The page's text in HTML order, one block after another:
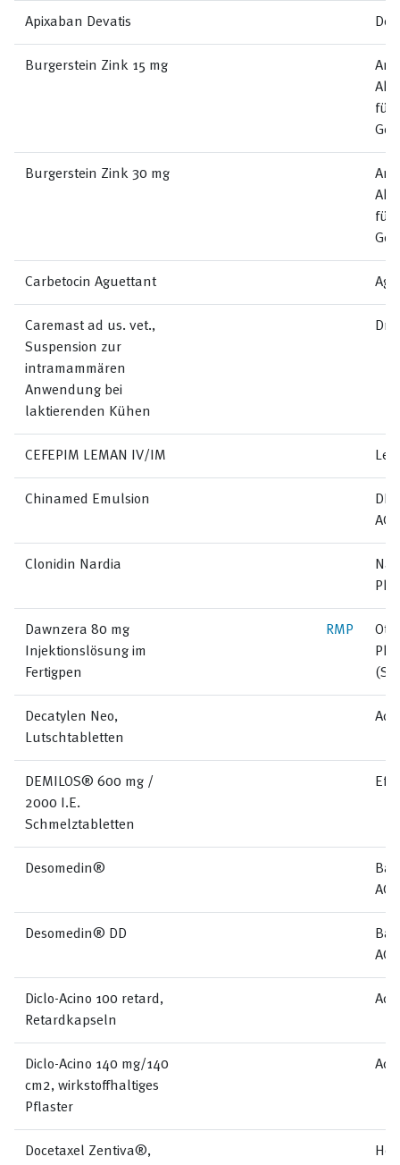
Apixaban Devatis
Burgerstein Zink 15 mg
für
Burgerstein Zink 30 mg
für
Carbetocin Aguettant
Caremast ad us. vet.,
Suspension zur
intramammären
Anwendung bei
laktierenden Kühen
Dr.
CEFEPIM LEMAN IV/IM
Chinamed Emulsion
AG
Clonidin Nardia
Dawnzera 80 mg
Injektionslösung im
Fertigpen
RMP
Decatylen Neo,
Lutschtabletten
DEMILOS® 600 mg /
2000 I.E.
Schmelztabletten
Desomedin®
AG
Desomedin® DD
AG
Diclo-Acino 100 retard,
Retardkapseln
Diclo-Acino 140 mg/140
cm2, wirkstoffhaltiges
Pflaster
Docetaxel Zentiva®,